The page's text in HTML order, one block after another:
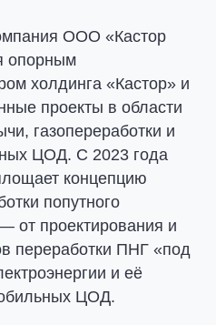
ООО «Кастор
опорным
холдинга «Кастор» и
проекты в области
газопереработки и
ЦОД. С 2023 года
концепцию
попутного
от проектирования и
переработки ПНГ «под
и её
ЦОД.